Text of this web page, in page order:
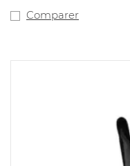
Comparer